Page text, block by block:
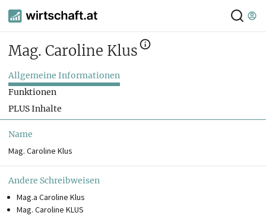
Mag. Caroline Klus
Allgemeine Informationen
Funktionen
PLUS Inhalte
Name
Mag. Caroline Klus
Andere Schreibweisen
Mag.a Caroline Klus
Mag. Caroline KLUS